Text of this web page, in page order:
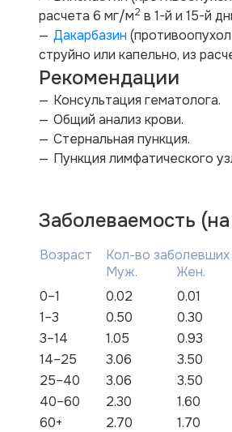
расчета 6 мг/м2 в 1-й и 15-й
Дакарбазин
струйно или капельно, из
Рекомендации
Консультация гематолога.
Общий анализ крови.
Стернальная пункция.
Пункция лимфатического
Заболеваемость
Возраст
Кол-во заболевших
Муж.
Жен.
0–1
0.02
0.01
1–3
0.50
0.30
3–14
1.05
0.93
14–25
3.06
3.50
25–40
3.06
3.50
40–60
2.30
1.60
60+
2.70 1.70